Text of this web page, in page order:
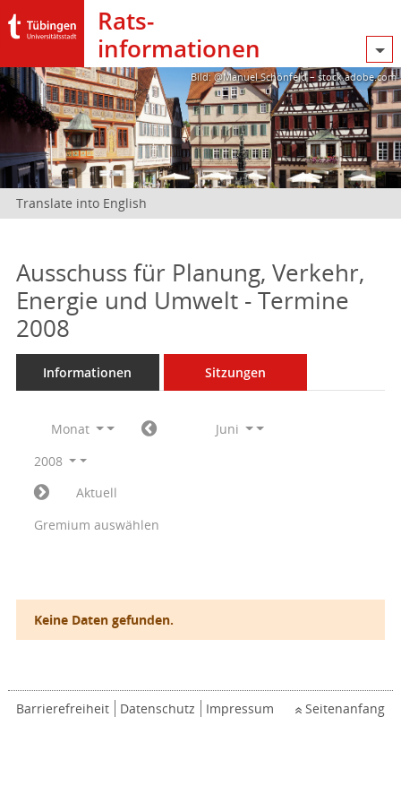
Rats­
informationen
Bild: @Manuel Schönfeld – stock.adobe.com
Translate into English
Ausschuss für Planung, Verkehr,
Energie und Umwelt - Termine
2008
Informationen Sitzungen
Monat
Juni
2008
Aktuell
Gremium auswählen
Keine Daten gefunden.
Barrierefreiheit Datenschutz Impressum Seitenanfang